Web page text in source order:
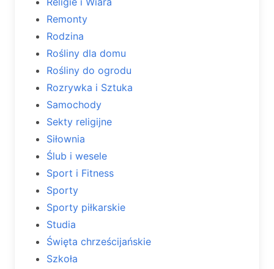
Remonty
Rodzina
Rośliny dla domu
Rośliny do ogrodu
Rozrywka i Sztuka
Samochody
Sekty religijne
Siłownia
Ślub i wesele
Sport i Fitness
Sporty
Sporty piłkarskie
Studia
Święta chrześcijańskie
Szkoła